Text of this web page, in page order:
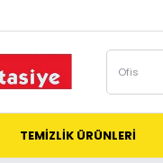
TEMİZLİK ÜRÜNLERİ